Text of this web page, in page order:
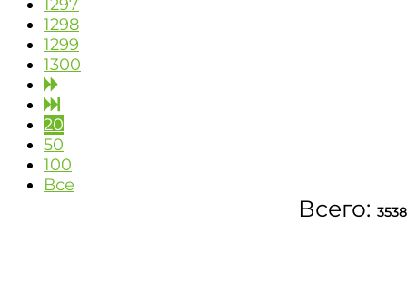
1297
1298
1299
1300
20
50
100
Все
Всего: